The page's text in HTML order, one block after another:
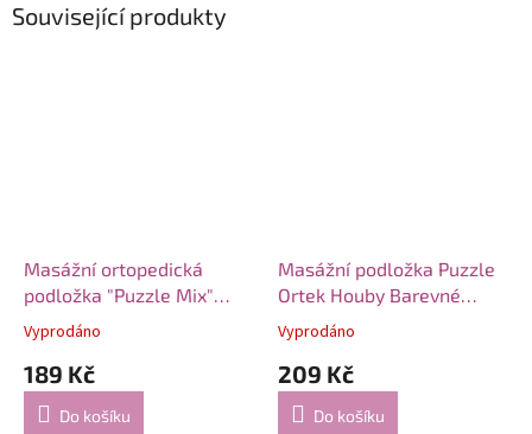
Související produkty
Masážní ortopedická
podložka "Puzzle Mix"
Trny 1 modul
Vyprodáno
189 Kč
Do košíku
Masážní podložka Puzzle
Ortek Houby Barevné
Modré 1 modul
Vyprodáno
209 Kč
Do košíku